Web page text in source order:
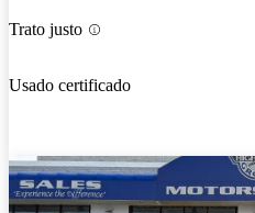
Trato justo
Usado certificado